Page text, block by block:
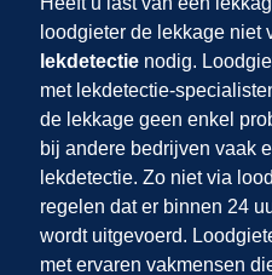
loodgieter de lekkage niet
lekdetectienodig.
met lekdetectie-
de lekkage geen enkel
bij andere bedrijven vaak
lekdetectie. Zo niet via
regelen dat er binnen 24
wordt uitgevoerd.
met ervaren vakmensen